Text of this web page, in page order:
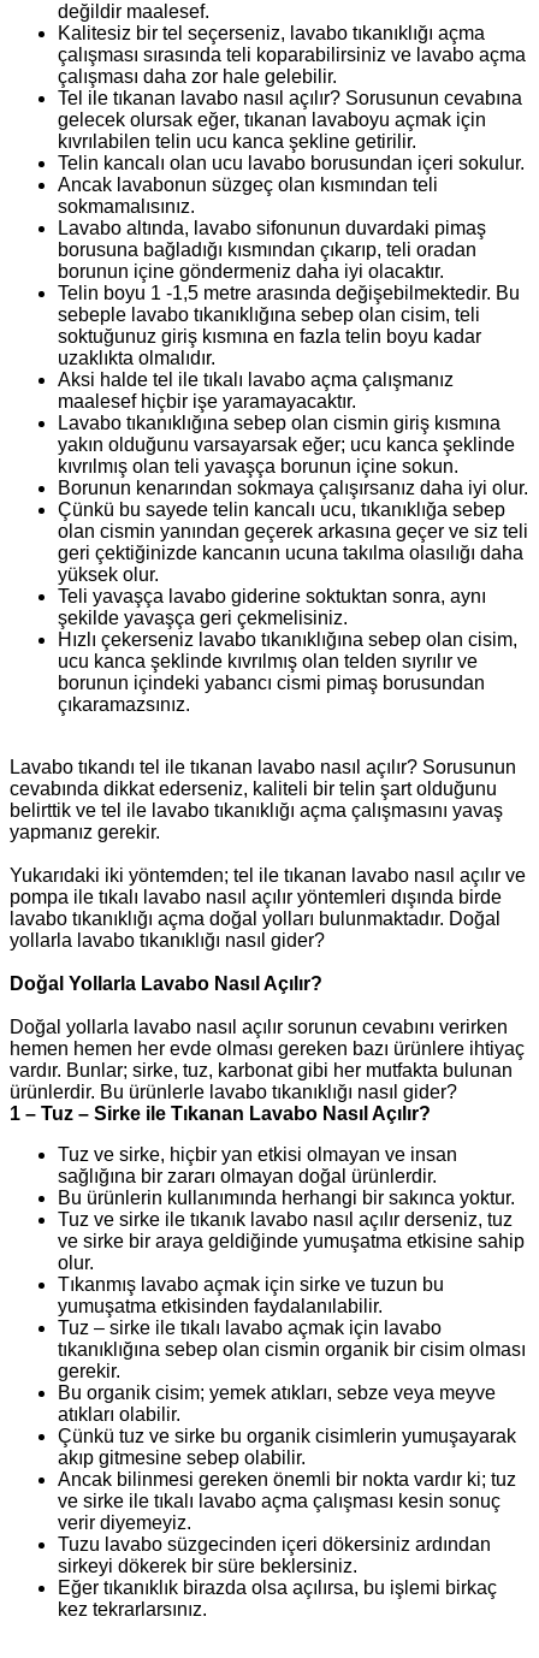
değildir maalesef.
Kalitesiz bir tel seçerseniz, lavabo tıkanıklığı açma
çalışması sırasında teli koparabilirsiniz ve lavabo açma
çalışması daha zor hale gelebilir.
Tel ile tıkanan lavabo nasıl açılır? Sorusunun cevabına
gelecek olursak eğer, tıkanan lavaboyu açmak için
kıvrılabilen telin ucu kanca şekline getirilir.
Telin kancalı olan ucu lavabo borusundan içeri sokulur.
Ancak lavabonun süzgeç olan kısmından teli
sokmamalısınız.
Lavabo altında, lavabo sifonunun duvardaki pimaş
borusuna bağladığı kısmından çıkarıp, teli oradan
borunun içine göndermeniz daha iyi olacaktır.
Telin boyu 1 -1,5 metre arasında değişebilmektedir. Bu
sebeple lavabo tıkanıklığına sebep olan cisim, teli
soktuğunuz giriş kısmına en fazla telin boyu kadar
uzaklıkta olmalıdır.
Aksi halde tel ile tıkalı lavabo açma çalışmanız
maalesef hiçbir işe yaramayacaktır.
Lavabo tıkanıklığına sebep olan cismin giriş kısmına
yakın olduğunu varsayarsak eğer; ucu kanca şeklinde
kıvrılmış olan teli yavaşça borunun içine sokun.
Borunun kenarından sokmaya çalışırsanız daha iyi olur.
Çünkü bu sayede telin kancalı ucu, tıkanıklığa sebep
olan cismin yanından geçerek arkasına geçer ve siz teli
geri çektiğinizde kancanın ucuna takılma olasılığı daha
yüksek olur.
Teli yavaşça lavabo giderine soktuktan sonra, aynı
şekilde yavaşça geri çekmelisiniz.
Hızlı çekerseniz lavabo tıkanıklığına sebep olan cisim,
ucu kanca şeklinde kıvrılmış olan telden sıyrılır ve
borunun içindeki yabancı cismi pimaş borusundan
çıkaramazsınız.
Lavabo tıkandı tel ile tıkanan lavabo nasıl açılır? Sorusunun
cevabında dikkat ederseniz, kaliteli bir telin şart olduğunu
belirttik ve tel ile lavabo tıkanıklığı açma çalışmasını yavaş
yapmanız gerekir.
Yukarıdaki iki yöntemden; tel ile tıkanan lavabo nasıl açılır ve
pompa ile tıkalı lavabo nasıl açılır yöntemleri dışında birde
lavabo tıkanıklığı açma doğal yolları bulunmaktadır. Doğal
yollarla lavabo tıkanıklığı nasıl gider?
Doğal Yollarla Lavabo Nasıl Açılır?
Doğal yollarla lavabo nasıl açılır sorunun cevabını verirken
hemen hemen her evde olması gereken bazı ürünlere ihtiyaç
vardır. Bunlar; sirke, tuz, karbonat gibi her mutfakta bulunan
ürünlerdir. Bu ürünlerle lavabo tıkanıklığı nasıl gider?
1 – Tuz – Sirke ile Tıkanan Lavabo Nasıl Açılır?
Tuz ve sirke, hiçbir yan etkisi olmayan ve insan
sağlığına bir zararı olmayan doğal ürünlerdir.
Bu ürünlerin kullanımında herhangi bir sakınca yoktur.
Tuz ve sirke ile tıkanık lavabo nasıl açılır derseniz, tuz
ve sirke bir araya geldiğinde yumuşatma etkisine sahip
olur.
Tıkanmış lavabo açmak için sirke ve tuzun bu
yumuşatma etkisinden faydalanılabilir.
Tuz – sirke ile tıkalı lavabo açmak için lavabo
tıkanıklığına sebep olan cismin organik bir cisim olması
gerekir.
Bu organik cisim; yemek atıkları, sebze veya meyve
atıkları olabilir.
Çünkü tuz ve sirke bu organik cisimlerin yumuşayarak
akıp gitmesine sebep olabilir.
Ancak bilinmesi gereken önemli bir nokta vardır ki; tuz
ve sirke ile tıkalı lavabo açma çalışması kesin sonuç
verir diyemeyiz.
Tuzu lavabo süzgecinden içeri dökersiniz ardından
sirkeyi dökerek bir süre beklersiniz.
Eğer tıkanıklık birazda olsa açılırsa, bu işlemi birkaç
kez tekrarlarsınız.